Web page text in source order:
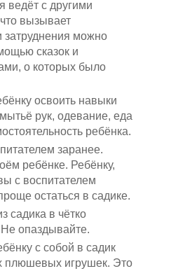
ведёт с другими
вызывает
затруднения можно
сказок и
о которых было
освоить навыки
рук, одевание, еда
ребёнка.
заранее.
ребёнке. Ребёнку,
с воспитателем
остаться в садике.
садика в чётко
опаздывайте.
с собой в садик
плюшевых игрушек. Это